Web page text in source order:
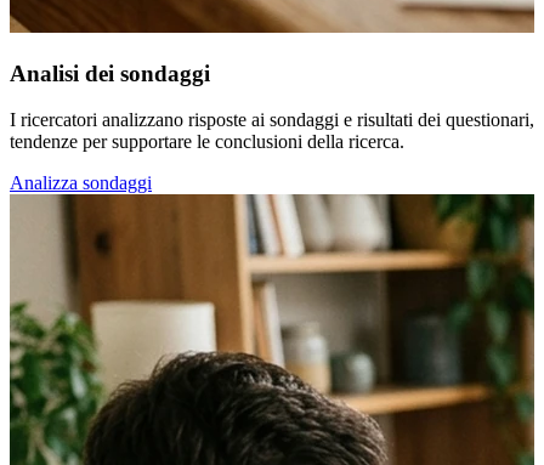
Analisi dei sondaggi
I ricercatori analizzano risposte ai sondaggi e risultati dei
tendenze per supportare le conclusioni della ricerca.
Analizza sondaggi